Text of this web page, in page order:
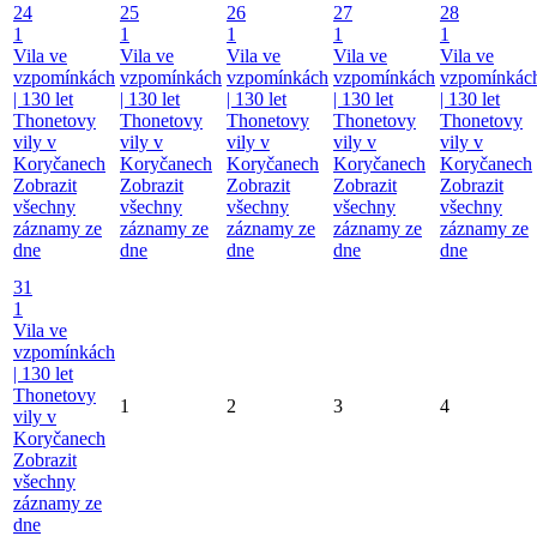
24
1
Vila ve
vzpomínkách
| 130 let
Thonetovy
vily v
Koryčanech
Zobrazit
všechny
záznamy ze
dne
25
1
Vila ve
vzpomínkách
| 130 let
Thonetovy
vily v
Koryčanech
Zobrazit
všechny
záznamy ze
dne
26
1
Vila ve
vzpomínkách
| 130 let
Thonetovy
vily v
Koryčanech
Zobrazit
všechny
záznamy ze
dne
27
1
Vila ve
vzpomínkách
| 130 let
Thonetovy
vily v
Koryčanech
Zobrazit
všechny
záznamy ze
dne
28
1
Vila ve
| 130 let
Thonetovy
vily v
Koryčanech
Zobrazit
všechny
záznamy ze
dne
31
1
Vila ve
vzpomínkách
| 130 let
Thonetovy
vily v
Koryčanech
Zobrazit
všechny
záznamy ze
dne
1 2 3 4